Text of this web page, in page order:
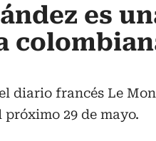
es
diario francés Le
29 de mayo.